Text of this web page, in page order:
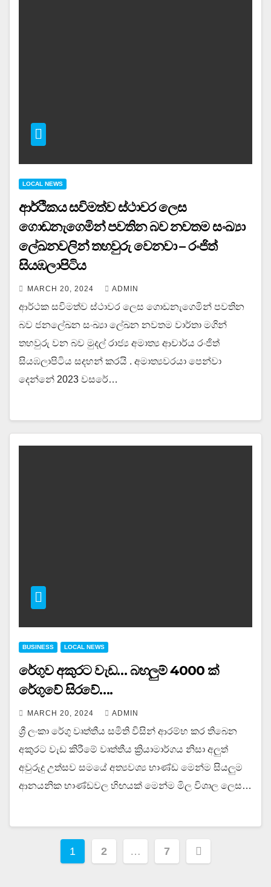
LOCAL NEWS
ආර්ථිකය සවිමත්ව ස්ථාවර ලෙස
ගොඩනැගෙමින් පවතින බව නවතම සංඛ්‍යා
ලේඛනවලින් තහවුරු වෙනවා – රංජිත්
සියඹලාපිටිය
MARCH 20, 2024 ADMIN
ආර්ථක සවිමත්ව ස්ථාවර ලෙස ගොඩනැගෙමින් පවතින
බව ජනලේඛන සංඛ්‍යා ලේඛන නවතම වාර්තා මගින්
තහවුරු වන බව මුදල් රාජ්‍ය අමාත්‍ය ආචාර්ය රංජිත්
සියඹලාපිටිය සදහන් කරයි . අමාත්‍යවරයා පෙන්වා
දෙන්නේ 2023 වසරේ…
BUSINESS LOCAL NEWS
රේගුව අකුරට වැඩ… බහලුම් 4000 ක්
රේගුවේ සිරවේ….
MARCH 20, 2024 ADMIN
ශ්‍රී ලංකා රේගු වෘත්තීය සමිති විසින් ආරම්භ කර තිබෙන
අකුරට වැඩ කිරීමේ වෘත්තීය ක්‍රියාමාර්ගය නිසා අලුත්
අවුරුදු උත්සව සමයේ අත්‍යවශ්‍ය භාණ්ඩ මෙන්ම සියලුම
ආනයනික භාණ්ඩවල හිඟයක් මෙන්ම මිල විශාල ලෙස…
Posts
1 2 … 7